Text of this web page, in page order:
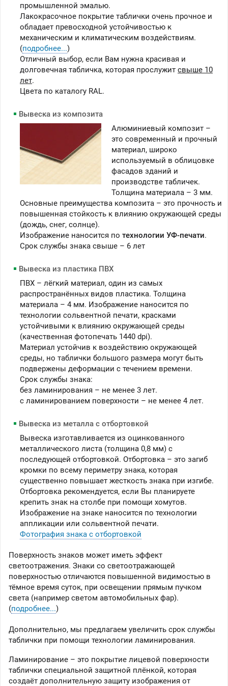
промышленной эмалью.
Лакокрасочное покрытие таблички очень прочное и
обладает превосходной устойчивостью к
механическим и климатическим воздействиям.
(подробнее...)
Отличный выбор, если Вам нужна красивая и
долговечная табличка, которая прослужит свыше 10
лет.
Цвета по каталогу RAL.
Вывеска из композита
Алюминиевый композит –
это современный и прочный
материал, широко
используемый в облицовке
фасадов зданий и
производстве табличек.
Толщина материала – 3 мм.
Основные преимущества композита – это прочность и
повышенная стойкость к влиянию окружающей среды
(дождь, снег, солнце).
Изображение наносится по технологии УФ-печати.
Срок службы знака свыше – 6 лет
Вывеска из пластика ПВХ
ПВХ – лёгкий материал, один из самых
распространённых видов пластика. Толщина
материала – 4 мм. Изображение наносится по
технологии сольвентной печати, красками
устойчивыми к влиянию окружающей среды
(качественная фотопечать 1440 dpi).
Материал устойчив к воздействию окружающей
среды, но таблички большого размера могут быть
подвержены деформации с течением времени.
Срок службы знака:
без ламинирования – не менее 3 лет.
c ламинированием поверхности – не менее 4 лет.
Вывеска из металла с отбортовкой
Вывеска изготавливается из оцинкованного
металлического листа (толщина 0,8 мм) с
последующей отбортовкой. Отбортовка – это загиб
кромки по всему периметру знака, которая
существенно повышает жесткость знака при изгибе.
Отбортовка рекомендуется, если Вы планируете
крепить знак на столбе при помощи хомутов.
Изображение на знаке наносится по технологии
аппликации или сольвентной печати.
Фотография знака с отбортовкой
Поверхность знаков может иметь эффект
светоотражения. Знаки со светоотражающей
поверхностью отличаются повышенной видимостью в
тёмное время суток, при освещении прямым пучком
света (например светом автомобильных фар).
(подробнее...)
Дополнительно, мы предлагаем увеличить срок службы
таблички при помощи технологии ламинирования.
Ламинирование – это покрытие лицевой поверхности
таблички специальной защитной плёнкой, которая
создаёт дополнительную защиту изображения от